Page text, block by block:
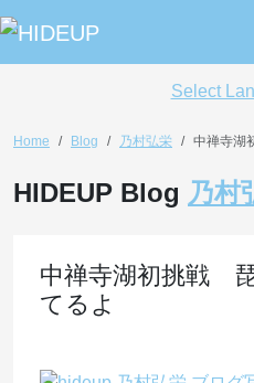
Select
Home Blog 乃村弘栄 中禅寺湖
HIDEUP Blog 乃村
中禅寺湖初挑戦
てるよ